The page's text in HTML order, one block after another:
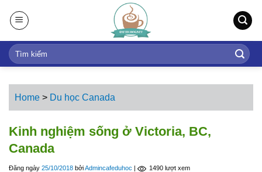
t
Home > Du học Canada
Kinh nghiệm sống ở Victoria, BC,
Canada
Đăng ngày 25/10/2018 bởiAdmincafeduhoc | 1490 lượt xem